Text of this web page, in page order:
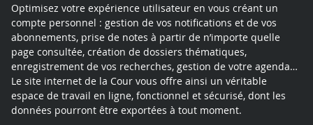
Optimisez votre expérience utilisateur en vous créant un
compte personnel : gestion de vos notifications et de vos
abonnements, prise de notes à partir de n’importe quelle
page consultée, création de dossiers thématiques,
enregistrement de vos recherches, gestion de votre agenda…
Le site internet de la Cour vous offre ainsi un véritable
espace de travail en ligne, fonctionnel et sécurisé, dont les
données pourront être exportées à tout moment.